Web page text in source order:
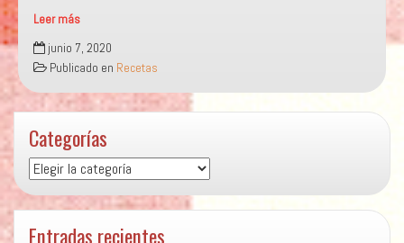
Leer más
“TORTAS
DE
ANÍS
Y
AZÚCAR”
junio 7, 2020
Publicado en Recetas
Categorías
Categorías
Entradas recientes